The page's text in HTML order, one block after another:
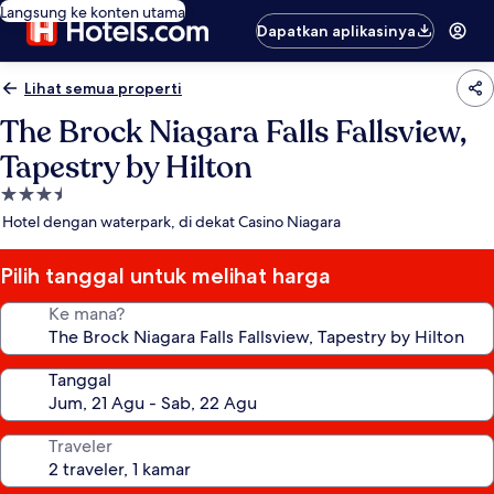
Langsung ke konten utama
Dapatkan aplikasinya
Lihat semua properti
The Brock Niagara Falls Fallsview,
Tapestry by Hilton
Properti
bintang
Hotel dengan waterpark, di dekat Casino Niagara
Pilih tanggal untuk melihat harga
Ke mana?
Tanggal
Traveler